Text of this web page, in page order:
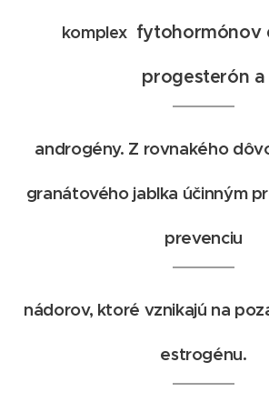
komplex fytohormónov
progesterón a
androgény. Z rovnakého
granátového jablka účinným
prevenciu
nádorov, ktoré vznikajú na
estrogénu.